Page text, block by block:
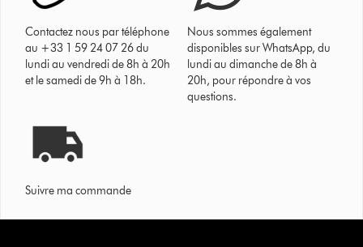
Contactez nous par téléphone
au +33 1 59 24 07 26 du
lundi au vendredi de 8h à 20h
et le samedi de 9h à 18h.
Nous sommes également
disponibles sur WhatsApp, du
lundi au dimanche de 8h à
20h, pour répondre à vos
questions.
Suivre ma commande